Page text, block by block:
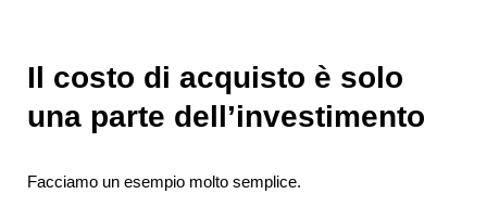
Il costo di acquisto è solo
una parte dell’investimento
Facciamo un esempio molto semplice.